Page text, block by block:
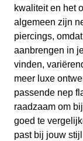
kwaliteit en het
algemeen zijn
piercings,
aanbrengen in
vinden,
meer luxe
passende nep
raadzaam om
goed te
past bij jouw